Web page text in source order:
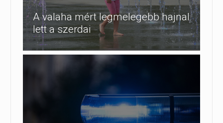
A valaha mért legmelegebb hajnal
lett a szerdai